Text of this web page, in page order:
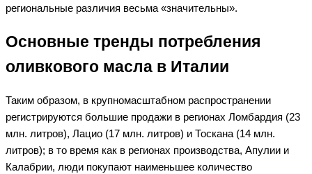
региональные различия весьма «значительны».
Основные тренды потребления
оливкового масла в Италии
Таким образом, в крупномасштабном распространении
регистрируются большие продажи в регионах Ломбардия (23
млн. литров), Лацио (17 млн. литров) и Тоскана (14 млн.
литров); в то время как в регионах производства, Апулии и
Калабрии, люди покупают наименьшее количество